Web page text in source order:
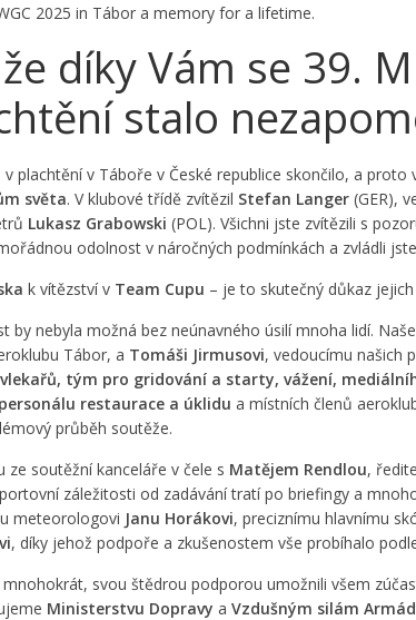
2025 in Tábor a memory for a lifetime.
díky Vám se 39.
stalo
plachtění v Táboře v České republice skončilo, a proto
světa. V klubové třídě zvítězil Stefan Langer (GER),
Lukasz Grabowski (POL). Všichni jste zvítězili s
odolnost v náročných podmínkách a zvládli
k vítězství v Team Cupu – je to skutečný důkaz
by nebyla možná bez neúnavného úsilí mnoha lidí.
Tábor, a Tomáši Jirmusovi, vedoucímu našich
tým pro gridování a starty, vážení,
restaurace a úklidu a místních členů
průběh soutěže.
soutěžní kanceláře v čele s Matějem Rendlou,
záležitosti od zadávání tratí po briefingy a
meteorologovi Janu Horákovi, preciznímu hlavnímu
, díky jehož podpoře a zkušenostem vše probíhalo
svou štědrou podporou umožnili všem
Ministerstvu Dopravy a Vzdušným silám